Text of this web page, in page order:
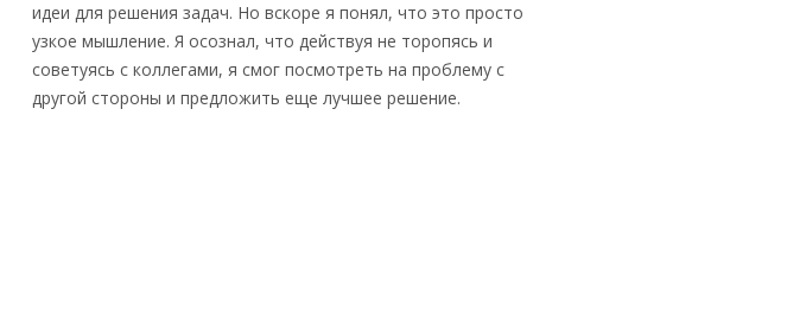
идеи для решения задач. Но вскоре я понял, что это просто
узкое мышление. Я осознал, что действуя не торопясь и
советуясь с коллегами, я смог посмотреть на проблему с
другой стороны и предложить еще лучшее решение.